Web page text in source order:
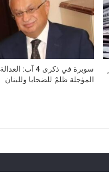
سوبرة في ذكرى 4 آب: العدالة
المؤجلة ظلمٌ للضحايا وللبنان